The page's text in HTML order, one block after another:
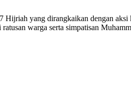
yang dirangkaikan dengan aksi
warga serta simpatisan